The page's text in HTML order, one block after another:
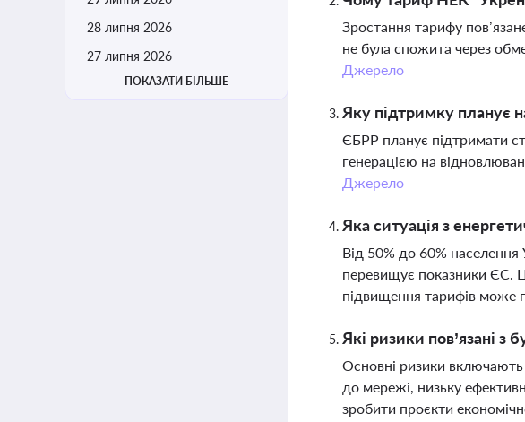
28 липня 2026
27 липня 2026
ПОКАЗАТИ БІЛЬШЕ
Зростання тарифу
не була спожита через
Джерело
Яку підтримку планує
ЄБРР планує підтримати
генерацією на
Джерело
Яка ситуація з
Від 50% до 60% населення
перевищує показники ЄС.
підвищення тарифів може
Які ризики пов’язані з
Основні ризики включають
до мережі, низьку
зробити проєкти